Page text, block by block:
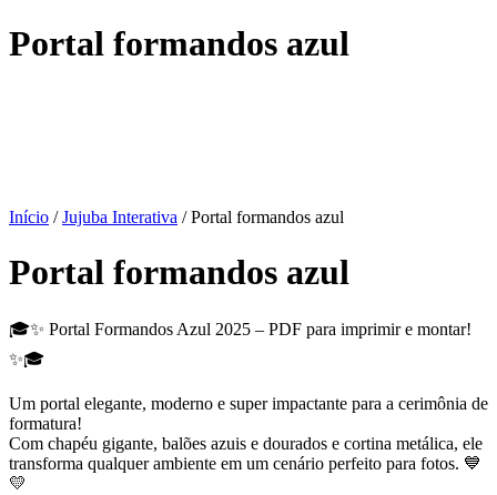
Portal formandos azul
Início /Jujuba Interativa / Portal formandos azul
Portal formandos azul
🎓✨ Portal Formandos Azul 2025 – PDF para imprimir e montar!
✨🎓
Um portal elegante, moderno e super impactante para a cerimônia de
formatura!
Com chapéu gigante, balões azuis e dourados e cortina metálica, ele
transforma qualquer ambiente em um cenário perfeito para fotos. 💙
💛